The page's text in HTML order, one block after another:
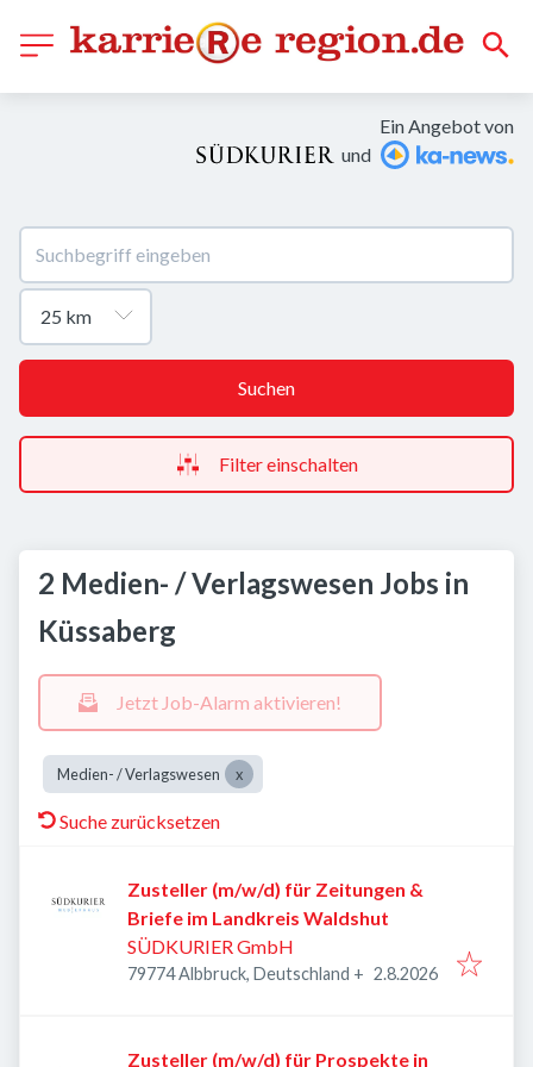
Ein Angebot von
und
Suchen
Filter einschalten
2 Medien- / Verlagswesen Jobs in
Küssaberg
Jetzt Job-Alarm aktivieren!
Medien- / Verlagswesen
Suche zurücksetzen
Zusteller (m/w/d) für Zeitungen &
Briefe im Landkreis Waldshut
SÜDKURIER GmbH
79774 Albbruck, Deutschland + Veröffentlicht
2.8.2026
Zusteller (m/w/d) für Prospekte in